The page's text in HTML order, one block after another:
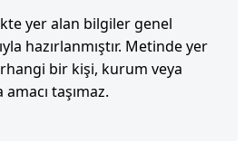
yer alan bilgiler genel
hazırlanmıştır. Metinde yer
bir kişi, kurum veya
taşımaz.